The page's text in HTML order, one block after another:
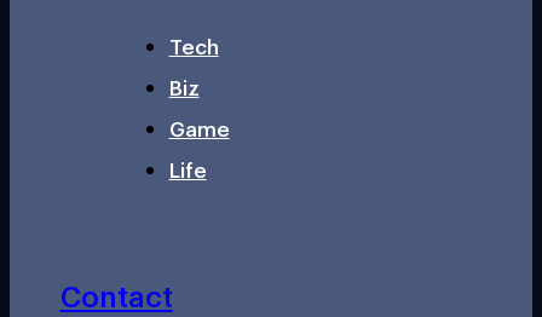
Tech
Biz
Game
Life
Contact